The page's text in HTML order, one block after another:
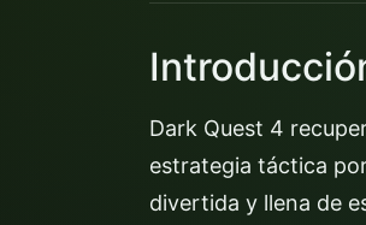
Dark Quest 4
estrategia táctica
divertida y llena de